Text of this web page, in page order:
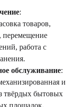
:
товаров,
перемещение
работа с
обслуживание:
и
твёрдых бытовых